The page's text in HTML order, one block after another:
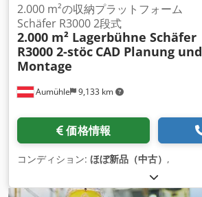
Aumühle 9,133 km
2.000 m²の収納プラットフォーム
Schäfer R3000 2段式
2.000 m² Lagerbühne Schäfer
R3000 2-stöc CAD Planung und
Montage
価格情報
コンディション: ほぼ新品（中古） ,